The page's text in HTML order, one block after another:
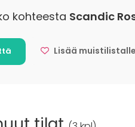
kohteesta Scandic
Lisää muistilistalle